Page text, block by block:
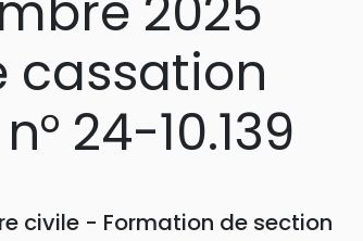
cassation
24-10.139
civile - Formation de section